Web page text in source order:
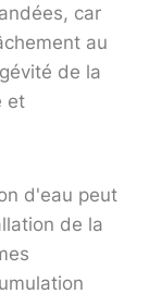
car
au
de la
et
d'eau peut
de la